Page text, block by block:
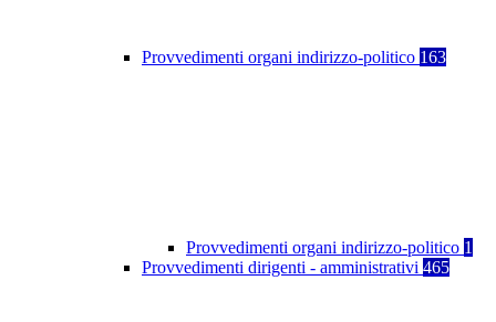
Provvedimenti organi indirizzo-politico 163
Provvedimenti organi indirizzo-politico 1
Provvedimenti dirigenti - amministrativi 465